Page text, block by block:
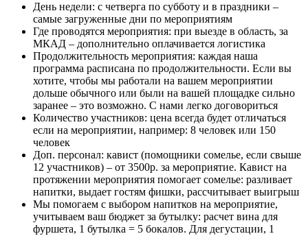
День недели: c четверга по субботу и в праздники –
самые загруженные дни по мероприятиям
Где проводятся мероприятия: при выезде в область, за
МКАД – дополнительно оплачивается логистика
Продолжительность мероприятия: каждая наша
программа расписана по продолжительности. Если вы
хотите, чтобы мы работали на вашем мероприятии
дольше обычного или были на вашей площадке сильно
заранее – это возможно. С нами легко договориться
Количество участников: цена всегда будет отличаться
если на мероприятии, например: 8 человек или 150
человек
Доп. персонал: кавист (помощники сомелье, если свыше
12 участников) – от 3500р. за мероприятие. Кавист на
протяжении мероприятия помогает сомелье: разливает
напитки, выдает гостям фишки, рассчитывает выигрыш
Мы помогаем с выбором напитков на мероприятие,
учитываем ваш бюджет за бутылку: расчет вина для
фуршета, 1 бутылка = 5 бокалов. Для дегустации, 1